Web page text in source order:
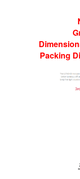
Packing